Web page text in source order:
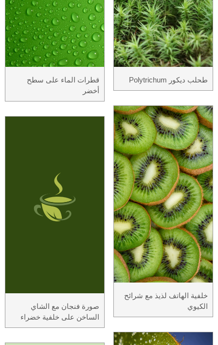
طحلب ديكور Polytrichum
خلفية الهاتف لذيذ مع شرائح
الكيوي
قطرات الماء على سطح
أخضر
صورة فنجان مع الشاي
الساخن على خلفية خضراء